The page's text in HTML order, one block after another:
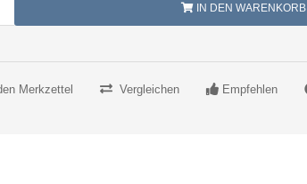
IN DEN WARENKORB
Merkzettel Vergleichen Empfehlen